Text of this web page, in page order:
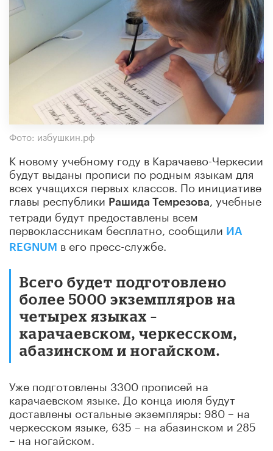
Фото: избушкин.рф
К новому учебному году в Карачаево-Черкесии
будут выданы прописи по родным языкам для
всех учащихся первых классов. По инициативе
главы республики Рашида Темрезова
, учебные
тетради будут предоставлены всем
первоклассникам бесплатно, сообщили ИА
REGNUM в его пресс-службе.
Всего будет подготовлено
более 5000 экземпляров на
четырех языках –
карачаевском, черкесском,
абазинском и ногайском.
Уже подготовлены 3300 прописей на
карачаевском языке. До конца июля будут
доставлены остальные экземпляры: 980 – на
черкесском языке, 635 – на абазинском и 285
– на ногайском.